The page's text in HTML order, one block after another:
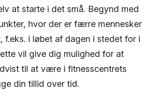
at starte i det små. Begynd med
hvor der er færre mennesker
f.eks. i løbet af dagen i stedet for i
vil give dig mulighed for at
til at være i fitnesscentrets
din tillid over tid.